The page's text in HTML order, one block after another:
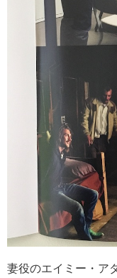
妻役のエイミー・ア